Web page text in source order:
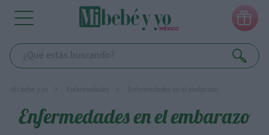

Mi bebé y yo Enfermedades Enfermedades en el embarazo
Enfermedades en el embarazo